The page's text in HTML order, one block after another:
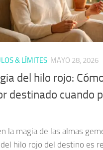
& LÍMITES MAYO 28, 2026
del hilo rojo:
destinado cuando
la magia de las almas
hilo rojo del destino es